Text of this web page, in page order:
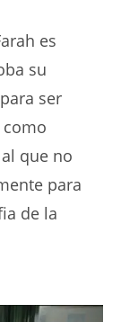
es
su
ser
como
que no
para
de la